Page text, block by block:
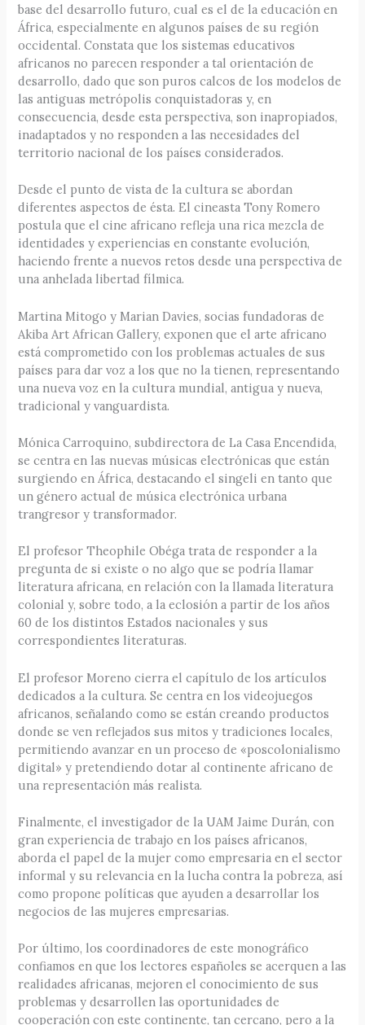
base del desarrollo futuro, cual es el de la educación en
África, especialmente en algunos países de su región
occidental. Constata que los sistemas educativos
africanos no parecen responder a tal orientación de
desarrollo, dado que son puros calcos de los modelos de
las antiguas metrópolis conquistadoras y, en
consecuencia, desde esta perspectiva, son inapropiados,
inadaptados y no responden a las necesidades del
territorio nacional de los países considerados.
Desde el punto de vista de la cultura se abordan
diferentes aspectos de ésta. El cineasta Tony Romero
postula que el cine africano refleja una rica mezcla de
identidades y experiencias en constante evolución,
haciendo frente a nuevos retos desde una perspectiva de
una anhelada libertad fílmica.
Martina Mitogo y Marian Davies, socias fundadoras de
Akiba Art African Gallery, exponen que el arte africano
está comprometido con los problemas actuales de sus
países para dar voz a los que no la tienen, representando
una nueva voz en la cultura mundial, antigua y nueva,
tradicional y vanguardista.
Mónica Carroquino, subdirectora de La Casa Encendida,
se centra en las nuevas músicas electrónicas que están
surgiendo en África, destacando el singeli en tanto que
un género actual de música electrónica urbana
trangresor y transformador.
El profesor Theophile Obéga trata de responder a la
pregunta de si existe o no algo que se podría llamar
literatura africana, en relación con la llamada literatura
colonial y, sobre todo, a la eclosión a partir de los años
60 de los distintos Estados nacionales y sus
correspondientes literaturas.
El profesor Moreno cierra el capítulo de los artículos
dedicados a la cultura. Se centra en los videojuegos
africanos, señalando como se están creando productos
donde se ven reflejados sus mitos y tradiciones locales,
permitiendo avanzar en un proceso de «poscolonialismo
digital» y pretendiendo dotar al continente africano de
una representación más realista.
Finalmente, el investigador de la UAM Jaime Durán, con
gran experiencia de trabajo en los países africanos,
aborda el papel de la mujer como empresaria en el sector
informal y su relevancia en la lucha contra la pobreza, así
como propone políticas que ayuden a desarrollar los
negocios de las mujeres empresarias.
Por último, los coordinadores de este monográfico
confiamos en que los lectores españoles se acerquen a las
realidades africanas, mejoren el conocimiento de sus
problemas y desarrollen las oportunidades de
cooperación con este continente, tan cercano, pero a la